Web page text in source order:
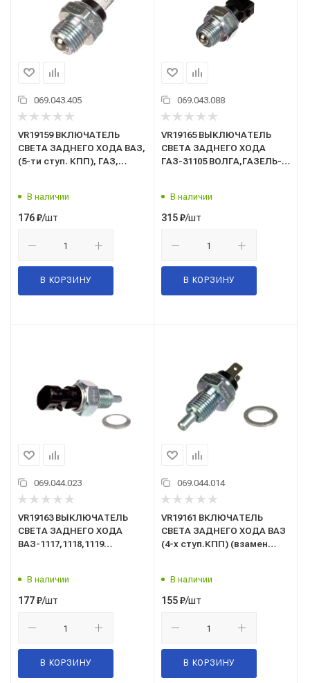
069.043.405
VR19159 ВКЛЮЧАТЕЛЬ
СВЕТА ЗАДНЕГО ХОДА ВАЗ,
(5-ти ступ. КПП), ГАЗ,
"VOLRAM"
В наличии
176₽/шт
В КОРЗИНУ
069.043.088
VR19165 ВЫКЛЮЧАТЕЛЬ
СВЕТА ЗАДНЕГО ХОДА
ГАЗ-31105 ВОЛГА,ГАЗЕЛЬ-
ПУСКА ДВИГАТЕЛЯ МТЗ
(взамен ВК 12-31/1352.3768)
В наличии
315₽/шт
В КОРЗИНУ
069.044.023
VR19163 ВЫКЛЮЧАТЕЛЬ
СВЕТА ЗАДНЕГО ХОДА
ВАЗ-1117,1118,1119
"VOLRAM"
В наличии
177₽/шт
В КОРЗИНУ
069.044.014
VR19161 ВКЛЮЧАТЕЛЬ
СВЕТА ЗАДНЕГО ХОДА ВАЗ
(4-х ступ.КПП) (взамен
В наличии
155₽/шт
В КОРЗИНУ